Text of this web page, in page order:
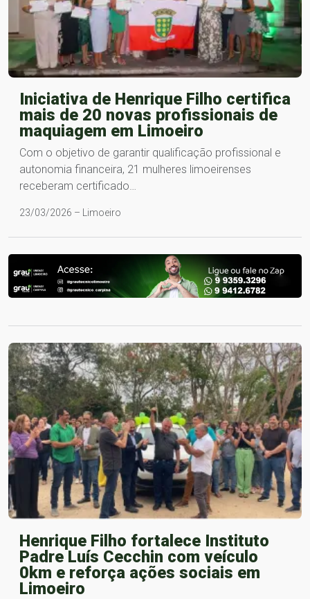
Iniciativa de Henrique Filho certifica
mais de 20 novas profissionais de
maquiagem em Limoeiro
Com o objetivo de garantir qualificação profissional e
autonomia financeira, 21 mulheres limoeirenses
receberam certificado…
23/03/2026 – Limoeiro
Henrique Filho fortalece Instituto
Padre Luís Cecchin com veículo
0km e reforça ações sociais em
Limoeiro